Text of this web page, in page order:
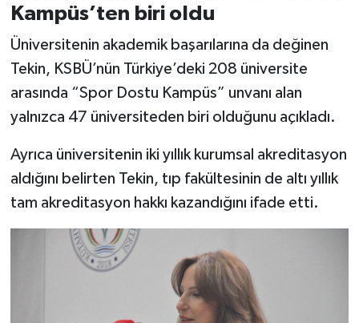
Kampüs’ten biri oldu
Üniversitenin akademik başarılarına da değinen
Tekin, KSBÜ’nün Türkiye’deki 208 üniversite
arasında “Spor Dostu Kampüs” unvanı alan
yalnızca 47 üniversiteden biri olduğunu açıkladı.
Ayrıca üniversitenin iki yıllık kurumsal akreditasyon
aldığını belirten Tekin, tıp fakültesinin de altı yıllık
tam akreditasyon hakkı kazandığını ifade etti.